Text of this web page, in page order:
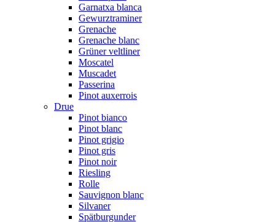
Garnatxa blanca
Gewurztraminer
Grenache
Grenache blanc
Grüner veltliner
Moscatel
Muscadet
Passerina
Pinot auxerrois
Drue
Pinot bianco
Pinot blanc
Pinot grigio
Pinot gris
Pinot noir
Riesling
Rolle
Sauvignon blanc
Silvaner
Spätburgunder